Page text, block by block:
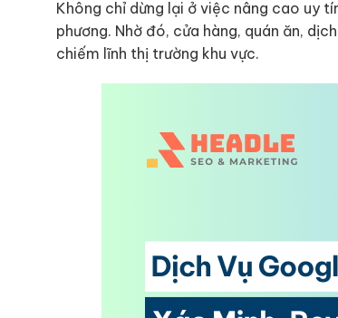
Không chỉ dừng lại ở việc nâng cao uy
phương. Nhờ đó, cửa hàng, quán ăn,
chiếm lĩnh thị trường khu vực.